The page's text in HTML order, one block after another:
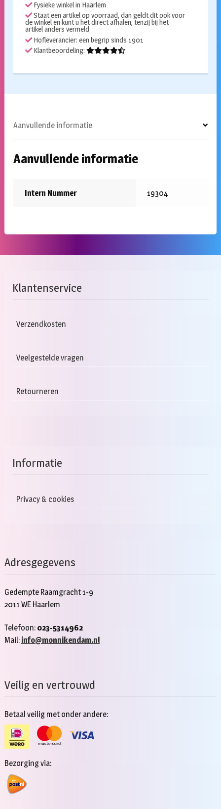
Fysieke winkel in Haarlem
Staat een artikel op voorraad, dan geldt dit ook voor
de winkel en kunt u het direct afhalen, tenzij bij het
artikel anders vermeld
Hofleverancier: een begrip sinds 1901
Klantbeoordeling:
Aanvullende informatie
Aanvullende informatie
Intern Nummer 19304
Klantenservice
Verzendkosten
Veelgestelde vragen
Retourneren
Informatie
Privacy & cookies
Adresgegevens
Gedempte Raamgracht 1-9
2011 WE Haarlem
Telefoon: 023-5314962
Mail: info@monnikendam.nl
Veilig en vertrouwd
Betaal veilig met onder andere:
Bezorging via: